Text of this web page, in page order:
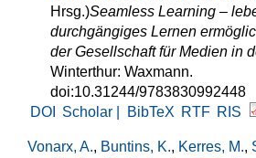
Hrsg.)Seamless Learning –
durchgängiges Lernen
der Gesellschaft für Medien in
Winterthur: Waxmann.
doi:10.31244/9783830992448
DOI
Scholar | BibTeX RTF RIS
Vonarx, A., Buntins, K., Kerres, M.,